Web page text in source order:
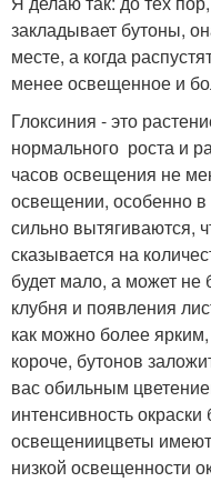
закладывает бутоны,
месте, а когда
менее освещенное и
Глоксиния - это
нормального роста и
часов освещения не
освещении, особенно в
сильно вытягиваются,
сказывается на
будет мало, а может
клубня и появления
как можно более ярким,
короче, бутонов
вас обильным
интенсивность
освещениицветы
низкой освещенности